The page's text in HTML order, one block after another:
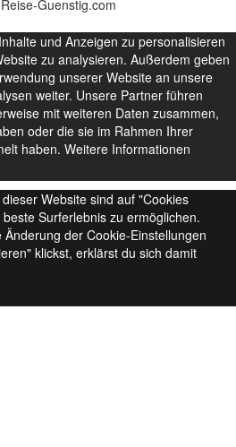
Guenstig.com
und Anzeigen zu personalisieren
zu analysieren. Außerdem geben
unserer Website an unsere
weiter. Unsere Partner führen
mit weiteren Daten zusammen,
oder die sie im Rahmen Ihrer
haben. Weitere Informationen
Website sind auf "Cookies
Surferlebnis zu ermöglichen.
der Cookie-Einstellungen
klickst, erklärst du sich damit